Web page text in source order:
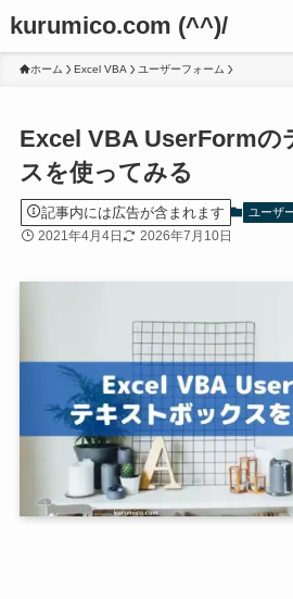
kurumico.com (^^)/
ホーム Excel VBA ユーザーフォーム
Excel VBA UserFormの
スを使ってみる
記事内には広告が含まれます ユーザ
2021年4月4日 2026年7月10日